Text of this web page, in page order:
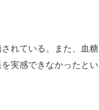
れている。また、血糖
実感できなかったとい